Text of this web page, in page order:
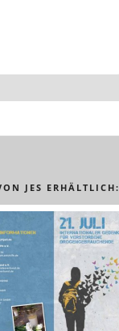
JES ERHÄLTLICH: